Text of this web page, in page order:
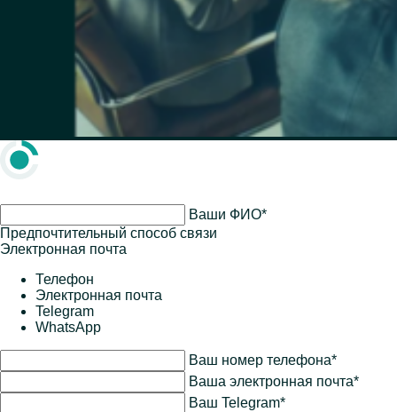
Ваши ФИО*
Предпочтительный способ связи
Электронная почта
Телефон
Электронная почта
Telegram
WhatsApp
Ваш номер телефона*
Ваша электронная почта*
Ваш Telegram*